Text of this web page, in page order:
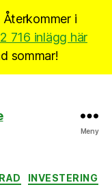
Återkommer i
716 inlägg här
sommar!
Meny
INVESTERING